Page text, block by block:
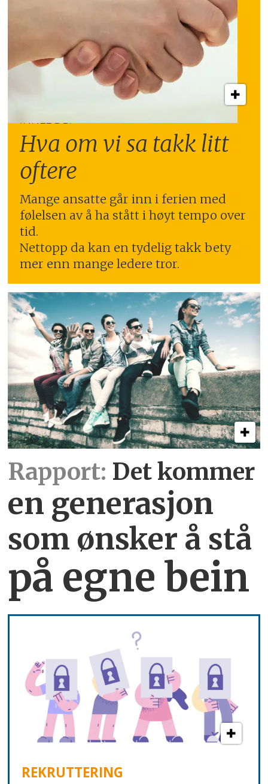
INNLEGG:
Hva om vi sa takk litt
oftere
Mange ansatte går inn i ferien med
følelsen av å ha stått i høyt tempo over
tid.
Nettopp da kan en tydelig takk bety
mer enn mange ledere tror.
Rapport: Det kommer
en generasjon
som ønsker å stå
på egne bein
REKRUTTERING